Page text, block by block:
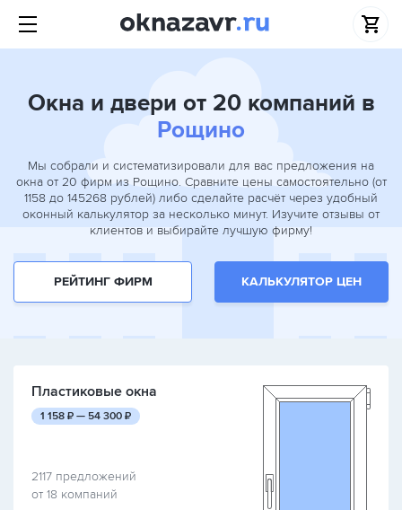
Окна и двери от 20 компаний в
Рощино
Мы собрали и систематизировали для вас предложения на
окна от 20 фирм из Рощино. Сравните цены самостоятельно (от
1158 до 145268 рублей) либо сделайте расчёт через удобный
оконный калькулятор за несколько минут. Изучите отзывы от
клиентов и выбирайте лучшую фирму!
РЕЙТИНГ ФИРМ КАЛЬКУЛЯТОР ЦЕН
Пластиковые окна
1 158 руб.
₽ — 54 300 руб.
₽
2117 предложений
от 18 компаний